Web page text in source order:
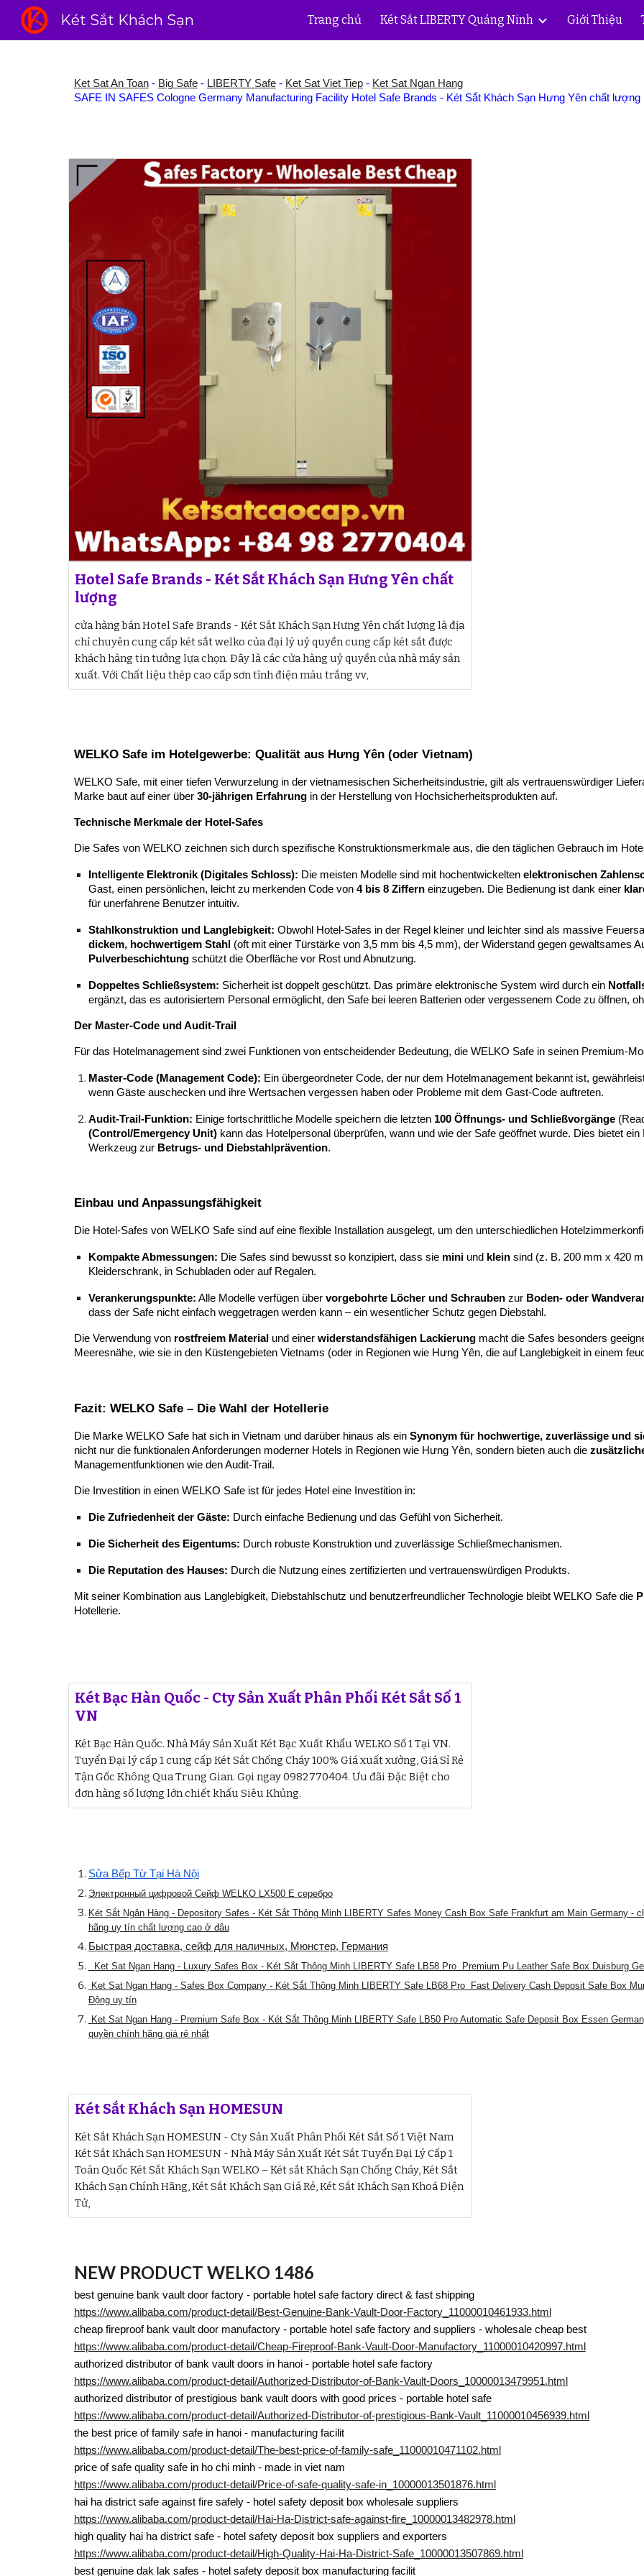
Skip to main content Skip to
Két Sắt Khách Sạn Trang chủ Két Sắt LIBERTY Quảng Ninh Giới Thiệu
Ket Sat An Toan- Big Safe- LIBERTY Safe- Ket Sat Viet Tiep- Ket Sat Ngan Hang
SAFE IN SAFES Cologne Germany Manufacturing Facility Hotel Safe Brands - Két Sắt Khách Sạn Hưng Yên chất lượng
Hotel Safe Brands - Két Sắt Khách Sạn Hưng Yên chất
lượng
cửa hàng bán Hotel Safe Brands - Két Sắt Khách Sạn Hưng Yên chất lượng là địa
chỉ chuyên cung cấp két sắt welko của đại lý uỷ quyền cung cấp két sắt được
khách hàng tin tưởng lựa chọn. Đây là các cửa hàng uỷ quyền của nhà máy sản
xuất. Với Chất liệu thép cao cấp sơn tĩnh điện màu trắng vv,
WELKO Safe im Hotelgewerbe: Qualität aus Hưng Yên (oder Vietnam)
WELKO Safe, mit einer tiefen Verwurzelung in der vietnamesischen Sicherheitsindustrie, gilt als vertrauenswürdiger
Marke baut auf einer über 30-jährigen Erfahrungin der Herstellung von Hochsicherheitsprodukten auf.
Technische Merkmale der Hotel-Safes
Die Safes von WELKO zeichnen sich durch spezifische Konstruktionsmerkmale aus, die den täglichen Gebrauch im
Intelligente Elektronik (Digitales Schloss): Die meisten Modelle sind mit hochentwickelten elektronischen
Gast, einen persönlichen, leicht zu merkenden Code von 4 bis 8 Zifferneinzugeben. Die Bedienung ist dank einer
für unerfahrene Benutzer intuitiv.
Stahlkonstruktion und Langlebigkeit: Obwohl Hotel-Safes in der Regel kleiner und leichter sind als massive
dickem, hochwertigem Stahl (oft mit einer Türstärke von 3,5 mm bis 4,5 mm), der Widerstand gegen gewaltsames
Pulverbeschichtungschützt die Oberfläche vor Rost und Abnutzung.
Doppeltes Schließsystem: Sicherheit ist doppelt geschützt. Das primäre elektronische System wird durch ein
ergänzt, das es autorisiertem Personal ermöglicht, den Safe bei leeren Batterien oder vergessenem Code zu öffnen,
Der Master-Code und Audit-Trail
Für das Hotelmanagement sind zwei Funktionen von entscheidender Bedeutung, die WELKO Safe in seinen Premium-
Master-Code (Management Code): Ein übergeordneter Code, der nur dem Hotelmanagement bekannt ist,
wenn Gäste auschecken und ihre Wertsachen vergessen haben oder Probleme mit dem Gast-Code auftreten.
Audit-Trail-Funktion: Einige fortschrittliche Modelle speichern die letzten 100 Öffnungs- und Schließvorgänge
(Control/Emergency Unit)kann das Hotelpersonal überprüfen, wann und wie der Safe geöffnet wurde. Dies bietet
Werkzeug zur Betrugs- und Diebstahlprävention.
Einbau und Anpassungsfähigkeit
Die Hotel-Safes von WELKO Safe sind auf eine flexible Installation ausgelegt, um den unterschiedlichen
Kompakte Abmessungen: Die Safes sind bewusst so konzipiert, dass sie miniund kleinsind (z. B. 200 mm x 420
Kleiderschrank, in Schubladen oder auf Regalen.
Verankerungspunkte: Alle Modelle verfügen über vorgebohrte Löcher und Schraubenzur Boden- oder
dass der Safe nicht einfach weggetragen werden kann – ein wesentlicher Schutz gegen Diebstahl.
Die Verwendung von rostfreiem Material und einer widerstandsfähigen Lackierungmacht die Safes besonders
Meeresnähe, wie sie in den Küstengebieten Vietnams (oder in Regionen wie Hưng Yên, die auf Langlebigkeit in einem
Fazit: WELKO Safe – Die Wahl der Hotellerie
Die Marke WELKO Safe hat sich in Vietnam und darüber hinaus als ein Synonym für hochwertige, zuverlässige und
nicht nur die funktionalen Anforderungen moderner Hotels in Regionen wie Hưng Yên, sondern bieten auch die
Managementfunktionen wie den Audit-Trail.
Die Investition in einen WELKO Safe ist für jedes Hotel eine Investition in:
Die Zufriedenheit der Gäste: Durch einfache Bedienung und das Gefühl von Sicherheit.
Die Sicherheit des Eigentums: Durch robuste Konstruktion und zuverlässige Schließmechanismen.
Die Reputation des Hauses: Durch die Nutzung eines zertifizierten und vertrauenswürdigen Produkts.
Mit seiner Kombination aus Langlebigkeit, Diebstahlschutz und benutzerfreundlicher Technologie bleibt WELKO Safe die
Hotellerie.
Két Bạc Hàn Quốc - Cty Sản Xuất Phân Phối Két Sắt Số 1
VN
Két Bạc Hàn Quốc. Nhà Máy Sản Xuất Két Bạc Xuất Khẩu WELKO Số 1 Tại VN.
Tuyển Đại lý cấp 1 cung cấp Két Sắt Chống Cháy 100% Giá xuất xưởng, Giá Sỉ Rẻ
Tận Gốc Không Qua Trung Gian. Gọi ngay 0982770404. Ưu đãi Đặc Biệt cho
đơn hàng số lượng lớn chiết khấu Siêu Khủng.
Sửa Bếp Từ Tại Hà Nội
Электронный цифровой Сейф WELKO LX500 E серебро
Két Sắt Ngân Hàng - Depository Safes - Két Sắt Thông Minh LIBERTY Safes Money Cash Box Safe Frankfurt am Main Germany -
hãng uy tín chất lượng cao ở đâu
Быстрая доставка, сейф для наличных, Мюнстер, Германия
Ket Sat Ngan Hang - Luxury Safes Box - Két Sắt Thông Minh LIBERTY Safe LB58 Pro Premium Pu Leather Safe Box Duisburg
Ket Sat Ngan Hang - Safes Box Company - Két Sắt Thông Minh LIBERTY Safe LB68 Pro Fast Delivery Cash Deposit Safe Box
Động uy tín
Ket Sat Ngan Hang - Premium Safe Box - Két Sắt Thông Minh LIBERTY Safe LB50 Pro Automatic Safe Deposit Box Essen
quyền chính hãng giá rẻ nhất
Két Sắt Khách Sạn HOMESUN
Két Sắt Khách Sạn HOMESUN - Cty Sản Xuất Phân Phối Két Sắt Số 1 Việt Nam
Két Sắt Khách Sạn HOMESUN - Nhà Máy Sản Xuất Két Sắt Tuyển Đại Lý Cấp 1
Toàn Quốc Két Sắt Khách Sạn WELKO – Két sắt Khách Sạn Chống Cháy, Két Sắt
Khách Sạn Chính Hãng, Két Sắt Khách Sạn Giá Rẻ, Két Sắt Khách Sạn Khoá Điện
Tử,
NEW PRODUCT WELKO 1486
best genuine bank vault door factory - portable hotel safe factory direct & fast shipping
https://www.alibaba.com/product-detail/Best-Genuine-Bank-Vault-Door-Factory_11000010461933.html
cheap fireproof bank vault door manufactory - portable hotel safe factory and suppliers - wholesale cheap best
https://www.alibaba.com/product-detail/Cheap-Fireproof-Bank-Vault-Door-Manufactory_11000010420997.html
authorized distributor of bank vault doors in hanoi - portable hotel safe factory
https://www.alibaba.com/product-detail/Authorized-Distributor-of-Bank-Vault-Doors_10000013479951.html
authorized distributor of prestigious bank vault doors with good prices - portable hotel safe
https://www.alibaba.com/product-detail/Authorized-Distributor-of-prestigious-Bank-Vault_11000010456939.html
the best price of family safe in hanoi - manufacturing facilit
https://www.alibaba.com/product-detail/The-best-price-of-family-safe_11000010471102.html
price of safe quality safe in ho chi minh - made in viet nam
https://www.alibaba.com/product-detail/Price-of-safe-quality-safe-in_10000013501876.html
hai ha district safe against fire safely - hotel safety deposit box wholesale suppliers
https://www.alibaba.com/product-detail/Hai-Ha-District-safe-against-fire_10000013482978.html
high quality hai ha district safe - hotel safety deposit box suppliers and exporters
https://www.alibaba.com/product-detail/High-Quality-Hai-Ha-District-Safe_10000013507869.html
best genuine dak lak safes - hotel safety deposit box manufacturing facilit